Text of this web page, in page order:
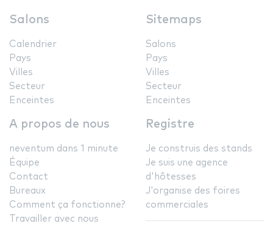
Salons
Calendrier
Pays
Villes
Secteur
Enceintes
Sitemaps
Salons
Pays
Villes
Secteur
Enceintes
A propos de nous
neventum dans 1 minute
Équipe
Contact
Bureaux
Comment ça fonctionne?
Travailler avec nous
Registre
Je construis des stands
Je suis une agence
d'hôtesses
J'organise des foires
commerciales